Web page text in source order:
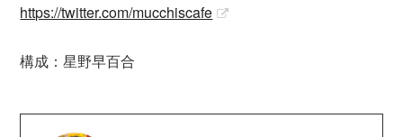
https://twitter.com/mucchiscafe
構成：星野早百合